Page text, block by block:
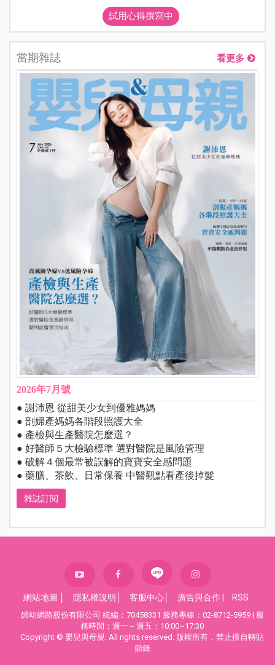
試用心得撰寫中
當期雜誌 看更多
2026年7月號
● 謝沛恩 從甜美少女到優雅媽媽
● 剖婦產媽媽各階段照護大全
● 產檢與生產醫院怎麼選？
● 好醫師５大檢驗標準 選對醫院是風險管理
● 破解４個最常被誤解的寶寶安全感問題
● 藥膳、茶飲、日常保養 中醫觀點看產後掉髮
雜誌訂閱
網站地圖 隱私權說明 客服中心 廣告與合作 RSS
婦幼網路股份有限公司 統編：70458331 服務專線：02-8712-5959 | 服
務時間：週一～週五：10:00~17:30
Copyright © 嬰兒與母親. All rights reserved. 版權所有，禁止擅自轉貼
節錄